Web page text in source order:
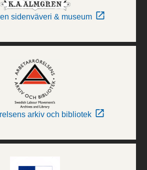
sidenväveri & museum
arkiv och bibliotek